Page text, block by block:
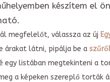
készítem el
megfelelőt, válassza az új
árakat látni, pipálja be a
egy listában megtekinteni a
a képeken szereplő torták